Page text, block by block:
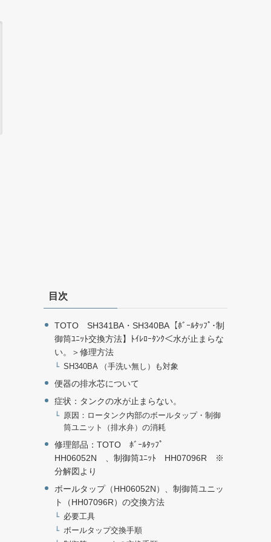
目次
TOTO SH341BA・SH340BA【ﾎﾞｰﾙﾀｯﾌﾟ･制
御筒ﾕﾆｯﾄ交換方法】ﾄｲﾚﾛｰﾀﾝｸ＜水が止まらな
い。＞修理方法
SH340BA （手洗い無し）も対象
便器の排水芯について
症状：タンクの水が止まらない。
原因：ロータンク内部のボールタップ・制御
筒ユニット（排水弁）の消耗
修理部品：TOTO ﾎﾞｰﾙﾀｯﾌﾟ
HH06052N 、制御筒ﾕﾆｯﾄ HH07096R ※
分解図より
ボールタップ（HH06052N）、制御筒ユニッ
ト（HH07096R）の交換方法
必要工具
ボールタップ交換手順